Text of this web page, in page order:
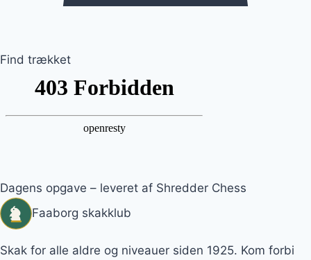
Find trækket
Dagens opgave – leveret af Shredder Chess
Faaborg skakklub
Skak for alle aldre og niveauer siden 1925. Kom forbi